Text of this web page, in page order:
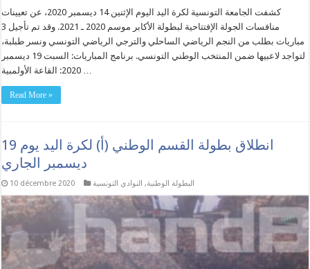
كشفت الجامعة التونسية لكرة اليد اليوم الإثنين 14 ديسمبر 2020، عن تعيينات
منافسات الجولة الإفتتاحية لبطولة الأكابر موسم 2020 ـ 2021. وقد تم تأجيل 3
مباريات بطلب من النجم الرياضي الساحلي والترجي الرياضي التونسي ونسر طبلبة،
لتواجد لاعبيها ضمن المنتخب الوطني التونسي. برنامج المباريات: السبت 19 ديسمبر
2020: القاعة الأولمبية …
Read More »
انطلاق بطولة القسم الوطني (أ) لكرة اليد يوم 19
ديسمبر الجاري
10 décembre 2020 البطولة الوطنية, النوادي التونسية